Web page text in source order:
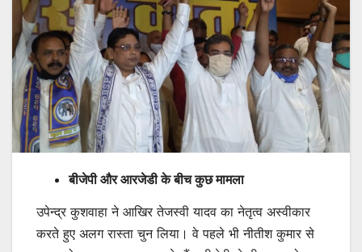
बीजेपी और आरजेडी के बीच कुछ मामला
उपेन्द्र कुशवाहा ने आखिर तेजस्वी यादव का नेतृत्व अस्वीकार
करते हुए अलग रास्ता चुन लिया। वे पहले भी नीतीश कुमार से